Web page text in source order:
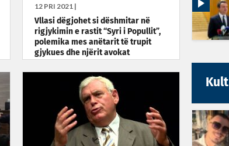
12 PRI 2021 |
Vllasi dëgjohet si dëshmitar në
rigjykimin e rastit “Syri i Popullit”,
polemika mes anëtarit të trupit
gjykues dhe njërit avokat
Kult